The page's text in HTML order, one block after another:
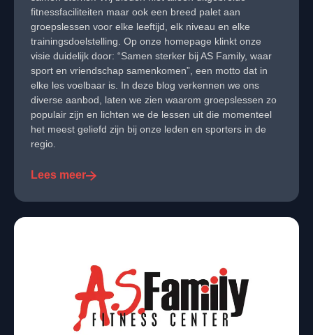
fitnessfaciliteiten maar ook een breed palet aan
groepslessen voor elke leeftijd, elk niveau en elke
trainingsdoelstelling. Op onze homepage klinkt onze
visie duidelijk door: “Samen sterker bij AS Family, waar
sport en vriendschap samenkomen”, een motto dat in
elke les voelbaar is. In deze blog verkennen we ons
diverse aanbod, laten we zien waarom groepslessen zo
populair zijn en lichten we de lessen uit die momenteel
het meest geliefd zijn bij onze leden en sporters in de
regio.
Lees meer